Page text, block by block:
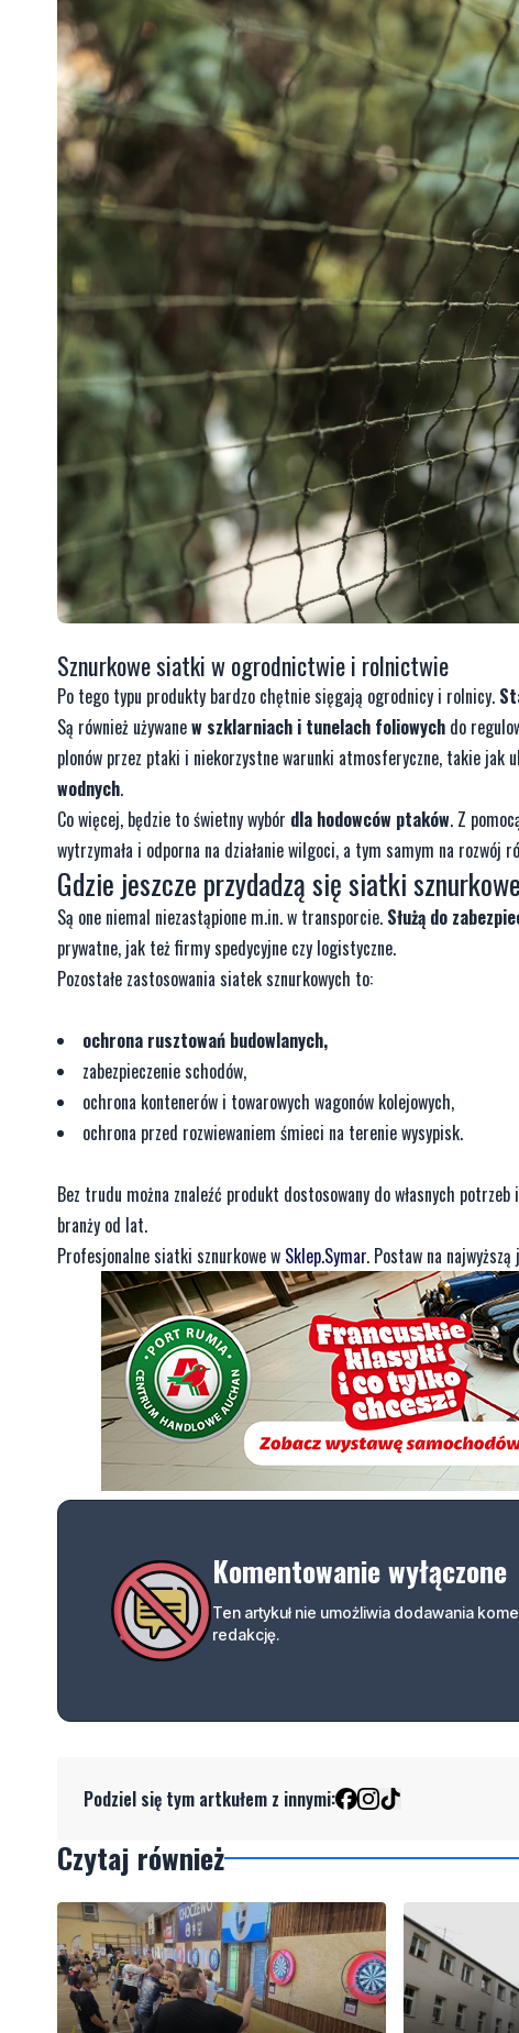
Sznurkowe siatkiw ogrodnictwie i rolnictwie
Po tego typu produkty bardzo chętnie sięgają ogrodnicy i rolnicy.
Są również używanew szklarniach i tunelach foliowych do
plonów przez ptaki i niekorzystne warunki atmosferyczne, takie jak
wodnych.
Co więcej, będzie to świetny wybór dla hodowców ptaków. Z
wytrzymała i odporna na działanie wilgoci, a tym samym na rozwój
Gdzie jeszcze przydadzą sięsiatki sznurkowe
Są one niemal niezastąpione m.in. w transporcie. Służą do
prywatne, jak też firmy spedycyjne czy logistyczne.
Pozostałe zastosowania siatek sznurkowych to:
ochrona rusztowań budowlanych,
zabezpieczenie schodów,
ochrona kontenerów i towarowych wagonów kolejowych,
ochrona przed rozwiewaniem śmieci na terenie wysypisk.
Bez trudu można znaleźć produkt dostosowany do własnych
branży od lat.
Profesjonalne siatki sznurkowe w Sklep.Symar. Postaw na
Komentowanie wyłączone
Ten artykuł nie umożliwia dodawania
redakcję.
Podziel się tym artkułem z innymi:
Czytaj również